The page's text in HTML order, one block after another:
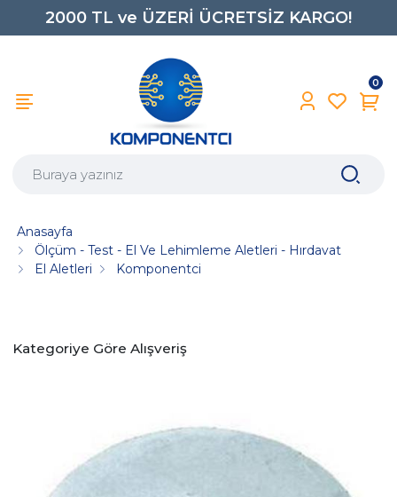
2000 TL ve ÜZERİ ÜCRETSİZ KARGO!
0850 242 0734
0
Anasayfa
Ölçüm - Test - El Ve Lehimleme Aletleri - Hırdavat
El Aletleri
Komponentci
Kategoriye Göre Alışveriş